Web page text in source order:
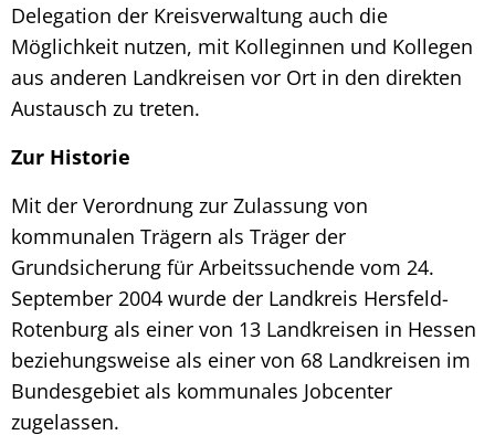
Delegation der Kreisverwaltung auch die
Möglichkeit nutzen, mit Kolleginnen und Kollegen
aus anderen Landkreisen vor Ort in den direkten
Austausch zu treten.
Zur Historie
Mit der Verordnung zur Zulassung von
kommunalen Trägern als Träger der
Grundsicherung für Arbeitssuchende vom 24.
September 2004 wurde der Landkreis Hersfeld-
Rotenburg als einer von 13 Landkreisen in Hessen
beziehungsweise als einer von 68 Landkreisen im
Bundesgebiet als kommunales Jobcenter
zugelassen.